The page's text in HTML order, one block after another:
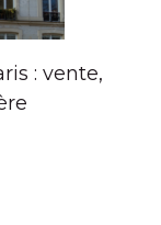
: vente,